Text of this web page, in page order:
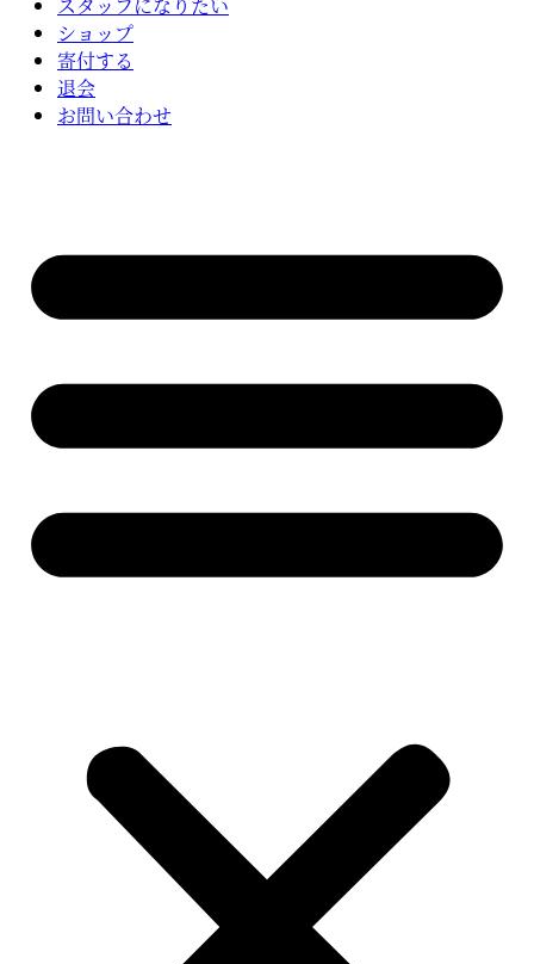
ショップ
寄付する
退会
お問い合わせ